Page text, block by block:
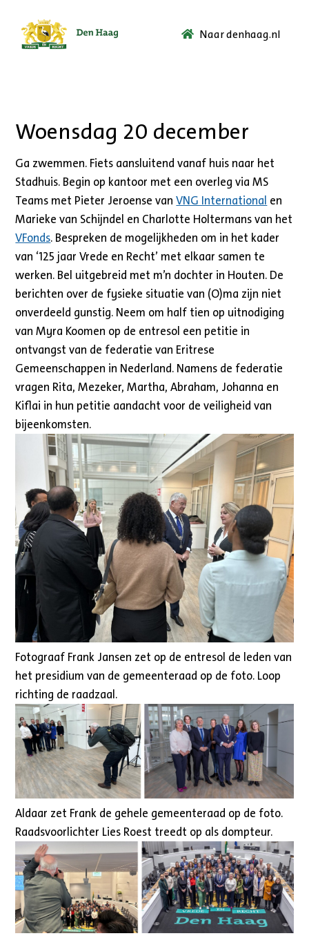
Ga
Naar denhaag.nl
Woensdag 20 december
Ga zwemmen. Fiets aansluitend vanaf huis naar het
Stadhuis. Begin op kantoor met een overleg via MS
Teams met Pieter Jeroense vanVNG International en
Marieke van Schijndel en Charlotte Holtermans van het
VFonds. Bespreken de mogelijkheden om in het kader
van ‘125 jaar Vrede en Recht’ met elkaar samen te
werken. Bel uitgebreid met m’n dochter in Houten. De
berichten over de fysieke situatie van (O)ma zijn niet
onverdeeld gunstig. Neem om half tien op uitnodiging
van Myra Koomen op de entresol een petitie in
ontvangst van de federatie van Eritrese
Gemeenschappen in Nederland. Namens de federatie
vragen Rita, Mezeker, Martha, Abraham, Johanna en
Kiflai in hun petitie aandacht voor de veiligheid van
bijeenkomsten.
Fotograaf Frank Jansen zet op de entresol de leden van
het presidium van de gemeenteraad op de foto. Loop
richting de raadzaal.
Aldaar zet Frank de gehele gemeenteraad op de foto.
Raadsvoorlichter Lies Roest treedt op als dompteur.